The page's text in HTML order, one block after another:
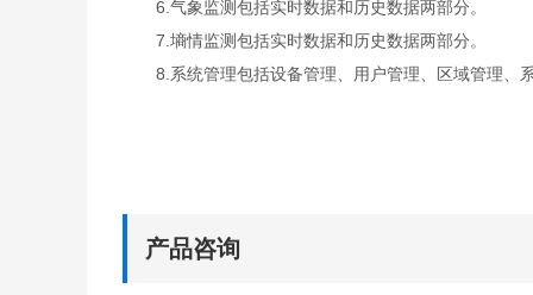
6.气象监测包括实时数据和历史数据两部分。
7.墒情监测包括实时数据和历史数据两部分。
8.系统管理包括设备管理、用户管理、区域管理、
产品咨询